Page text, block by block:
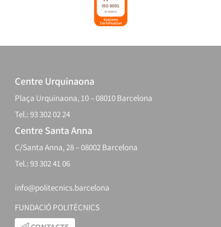
Centre Urquinaona
Plaça Urquinaona, 10 – 08010 Barcelona
Tel.: 93 302 02 24
Centre Santa Anna
C/Santa Anna, 28 – 08002 Barcelona
Tel.: 93 302 41 06
info@politecnics.barcelona
FUNDACIÓ POLITÈCNICS